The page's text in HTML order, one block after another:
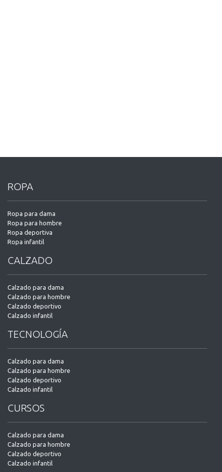
ROPA
Ropa para dama
Ropa para hombre
Ropa deportiva
Ropa infantil
CALZADO
Calzado para dama
Calzado para hombre
Calzado deportivo
Calzado infantil
TECNOLOGÍA
Calzado para dama
Calzado para hombre
Calzado deportivo
Calzado infantil
CURSOS
Calzado para dama
Calzado para hombre
Calzado deportivo
Calzado infantil